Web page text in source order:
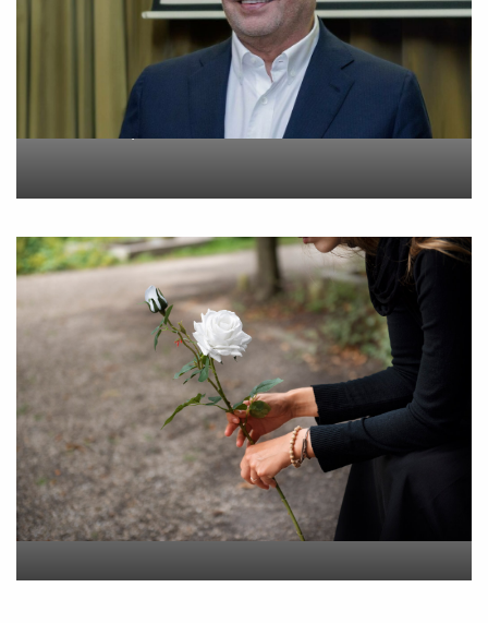
Metlen: Σε επίπεδο ρεκόρ
τα EBITDA το εξάμηνο
6 Αυγούστου 2026
“Εφυγε” σε ηλικία 55 ετών
η Βίκυ Σωκρ. Γερασίμου
On5 Αυγούστου 2026